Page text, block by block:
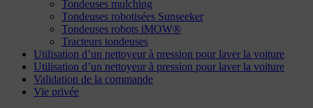
Tondeuses mulching
Tondeuses robotisées Sunseeker
Tondeuses robots iMOW®
Tracteurs tondeuses
Utilisation d’un nettoyeur à pression pour laver la voiture
Utilisation d’un nettoyeur à pression pour laver la voiture
Validation de la commande
Vie privée